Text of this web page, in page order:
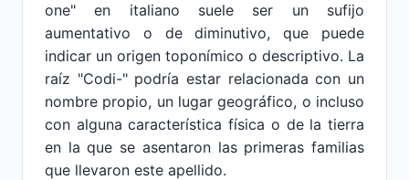
one" en italiano suele ser un sufijo
aumentativo o de diminutivo, que puede
indicar un origen toponímico o descriptivo. La
raíz "Codi-" podría estar relacionada con un
nombre propio, un lugar geográfico, o incluso
con alguna característica física o de la tierra
en la que se asentaron las primeras familias
que llevaron este apellido.